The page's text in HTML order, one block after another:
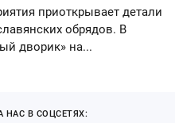
приоткрывает детали
обрядов. В
дворик» на...
НАС В СОЦСЕТЯХ: